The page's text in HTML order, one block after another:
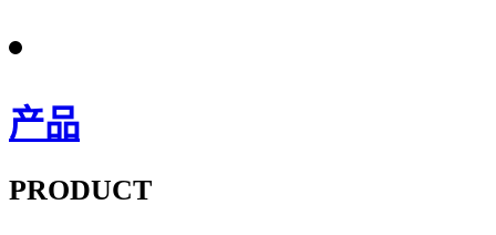
产品
PRODUCT